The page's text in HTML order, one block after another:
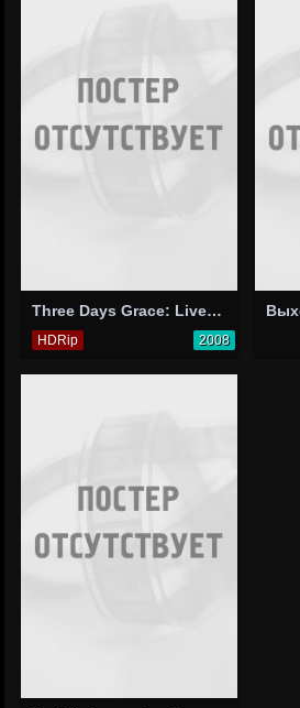
Three Days Grace: Live at the Palace 2008
HDRip 2008